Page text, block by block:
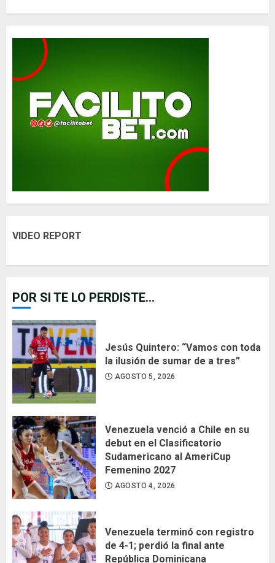
VIDEO REPORT
POR SI TE LO PERDISTE...
Jesús Quintero: “Vamos con toda
la ilusión de sumar de a tres”
AGOSTO 5, 2026
Venezuela venció a Chile en su
debut en el Clasificatorio
Sudamericano al AmeriCup
Femenino 2027
AGOSTO 4, 2026
Venezuela terminó con registro
de 4-1; perdió la final ante
República Dominicana